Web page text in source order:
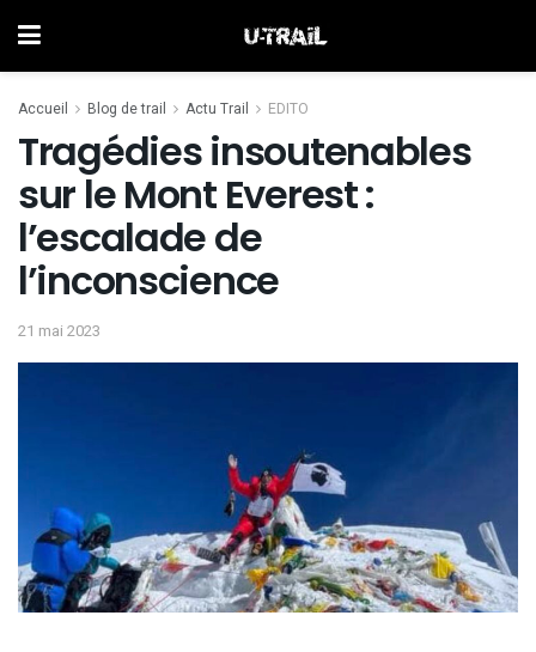
Accueil Blog de trail Actu Trail EDITO
Tragédies insoutenables
sur le Mont Everest :
l’escalade de
l’inconscience
21 mai 2023